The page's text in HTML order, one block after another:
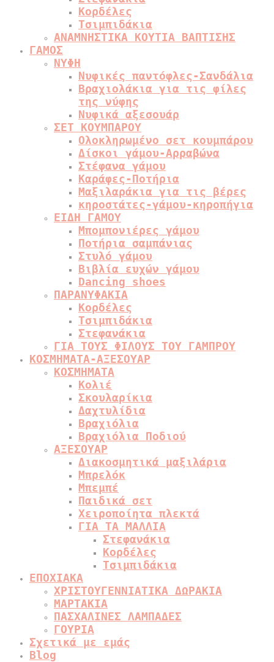
Κορδέλες
Τσιμπιδάκια
ΑΝΑΜΝΗΣΤΙΚΑ ΚΟΥΤΙΑ ΒΑΠΤΙΣΗΣ
ΓΑΜΟΣ
ΝΥΦΗ
Νυφικές παντόφλες-Σανδάλια
Βραχιολάκια για τις φίλες
της νύφης
Νυφικά αξεσουάρ
ΣΕΤ ΚΟΥΜΠΑΡΟΥ
Ολοκληρωμένο σετ κουμπάρου
Δίσκοι γάμου-Αρραβώνα
Στέφανα γάμου
Καράφες-Ποτήρια
Μαξιλαράκια για τις βέρες
κηροστάτες-γάμου-κηροπήγια
ΕΙΔΗ ΓΑΜΟΥ
Μπομπονιέρες γάμου
Ποτήρια σαμπάνιας
Στυλό γάμου
Βιβλία ευχών γάμου
Dancing shoes
ΠΑΡΑΝΥΦΑΚΙΑ
Κορδέλες
Τσιμπιδάκια
Στεφανάκια
ΓΙΑ ΤΟΥΣ ΦΙΛΟΥΣ ΤΟΥ ΓΑΜΠΡΟΥ
ΚΟΣΜΗΜΑΤΑ-ΑΞΕΣΟΥΑΡ
ΚΟΣΜΗΜΑΤΑ
Κολιέ
Σκουλαρίκια
Δαχτυλίδια
Βραχιόλια
Βραχιόλια Ποδιού
ΑΞΕΣΟΥΑΡ
Διακοσμητικά μαξιλάρια
Μπρελόκ
Μπεμπέ
Παιδικά σετ
Χειροποίητα πλεκτά
ΓΙΑ ΤΑ ΜΑΛΛΙΑ
Στεφανάκια
Κορδέλες
Τσιμπιδάκια
ΕΠΟΧΙΑΚΑ
ΧΡΙΣΤΟΥΓΕΝΝΙΑΤΙΚΑ ΔΩΡΑΚΙΑ
ΜΑΡΤΑΚΙΑ
ΠΑΣΧΑΛΙΝΕΣ ΛΑΜΠΑΔΕΣ
ΓΟΥΡΙΑ
Σχετικά με εμάς
Blog